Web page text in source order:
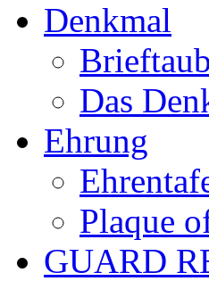
Denkmal
Das
Ehrung
Plaque
GUARD